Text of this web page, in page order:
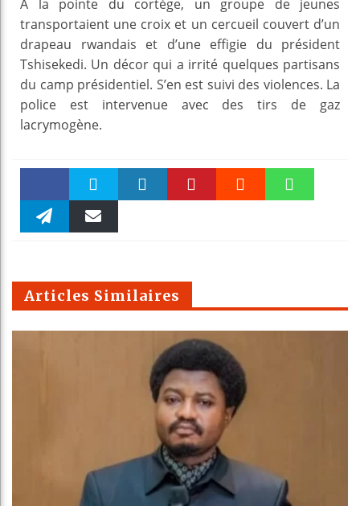
À la pointe du cortège, un groupe de jeunes
transportaient une croix et un cercueil couvert d’un
drapeau rwandais et d’une effigie du président
Tshisekedi. Un décor qui a irrité quelques partisans
du camp présidentiel. S’en est suivi des violences. La
police est intervenue avec des tirs de gaz
lacrymogène.
Faceboo Twitter
m
Articles Similaires